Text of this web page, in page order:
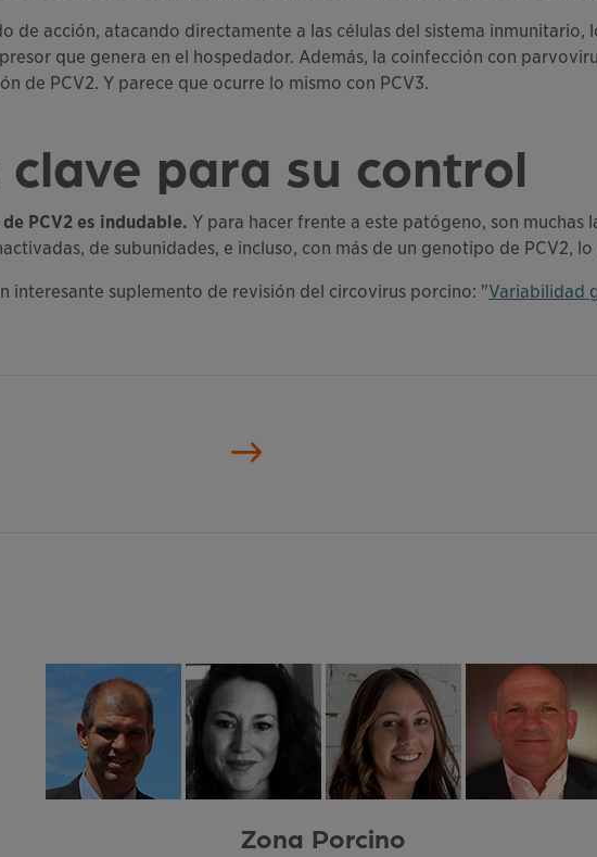
de acción, atacando directamente a las células del sistema inmunitario,
que genera en el hospedador. Además, la coinfección con
de PCV2. Y parece que ocurre lo mismo con PCV3.
para su control
PCV2 es indudable. Y para hacer frente a este patógeno, son muchas
de subunidades, e incluso, con más de un genotipo de PCV2, lo
interesante suplemento de revisión del circovirus porcino: "Variabilidad
Zona Porcino